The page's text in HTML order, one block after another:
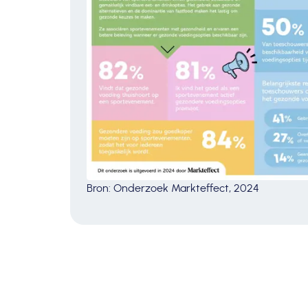
Bron: Onderzoek Markteffect, 2024